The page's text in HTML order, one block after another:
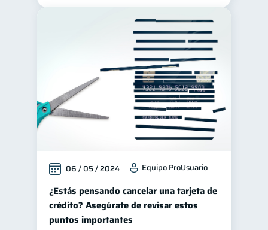
06 / 05 / 2024 Equipo ProUsuario
¿Estás pensando cancelar una tarjeta de
crédito? Asegúrate de revisar estos
puntos importantes